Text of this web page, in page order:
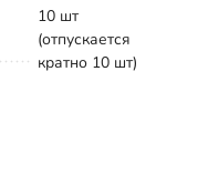
10 шт
(отпускается
кратно 10 шт)